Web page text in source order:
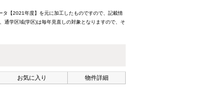
【2021年度】を元に加工したものですので、記載情
通学区域(学区)は毎年見直しの対象となりますので、そ
お気に入り 物件詳細